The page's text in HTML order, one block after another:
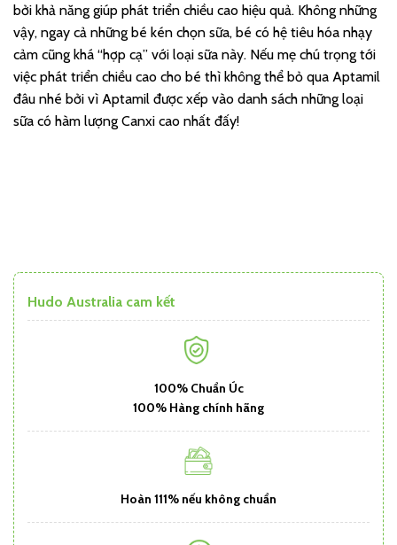
bởi khả năng giúp phát triển chiều cao hiệu quả. Không những
vậy, ngay cả những bé kén chọn sữa, bé có hệ tiêu hóa nhạy
cảm cũng khá “hợp cạ” với loại sữa này. Nếu mẹ chú trọng tới
việc phát triển chiều cao cho bé thì không thể bỏ qua Aptamil
đâu nhé bởi vì Aptamil được xếp vào danh sách những loại
sữa có hàm lượng Canxi cao nhất đấy!
Hudo Australia cam kết
100% Chuẩn Úc
100% Hàng chính hãng
Hoàn 111% nếu không chuẩn